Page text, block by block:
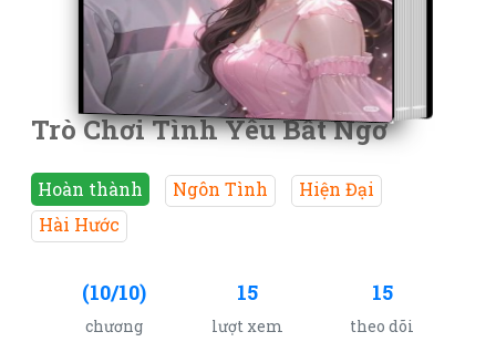
Trò Chơi Tình Yêu Bất Ngờ
Hoàn thành Ngôn Tình
Hiện Đại
Hài Hước
(10/10)
chương
15
lượt xem
15
theo dõi